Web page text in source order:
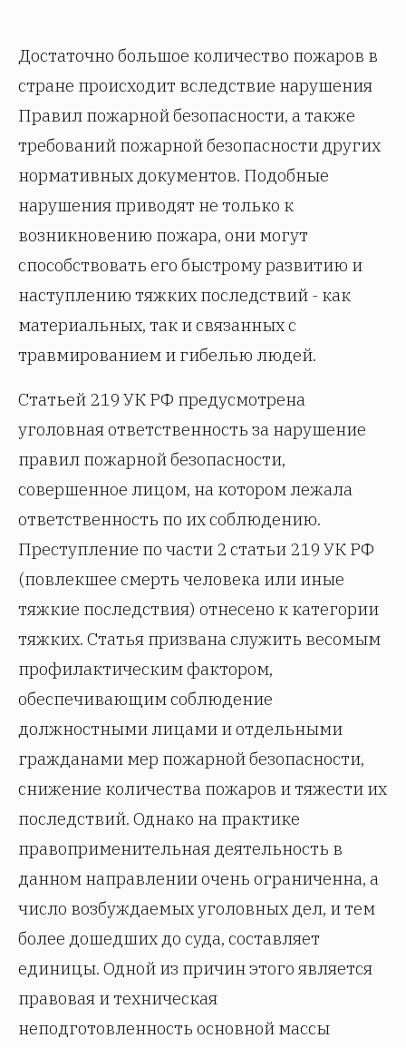
Достаточно большое количество пожаров в
стране происходит вследствие нарушения
Правил пожарной безопасности, а также
требований пожарной безопасности других
нормативных документов. Подобные
нарушения приводят не только к
возникновению пожара, они могут
способствовать его быстрому развитию и
наступлению тяжких последствий - как
материальных, так и связанных с
травмированием и гибелью людей.
Статьей 219 УК РФ предусмотрена
уголовная ответственность за нарушение
правил пожарной безопасности,
совершенное лицом, на котором лежала
ответственность по их соблюдению.
Преступление по части 2 статьи 219 УК РФ
(повлекшее смерть человека или иные
тяжкие последствия) отнесено к категории
тяжких. Статья призвана служить весомым
профилактическим фактором,
обеспечивающим соблюдение
должностными лицами и отдельными
гражданами мер пожарной безопасности,
снижение количества пожаров и тяжести их
последствий. Однако на практике
правоприменительная деятельность в
данном направлении очень ограниченна, а
число возбуждаемых уголовных дел, и тем
более дошедших до суда, составляет
единицы. Одной из причин этого является
правовая и техническая
неподготовленность основной массы